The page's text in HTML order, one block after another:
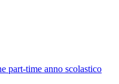
part-time anno scolastico